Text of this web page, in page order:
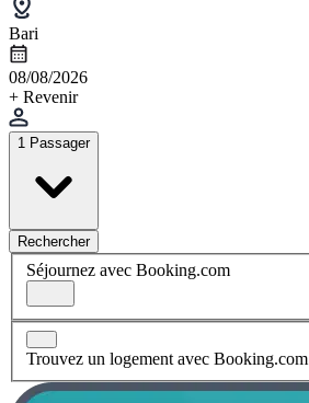
Bari
08/08/2026
+ Revenir
1 Passager
Rechercher
Séjournez avec Booking.com
Trouvez un logement avec Booking.com